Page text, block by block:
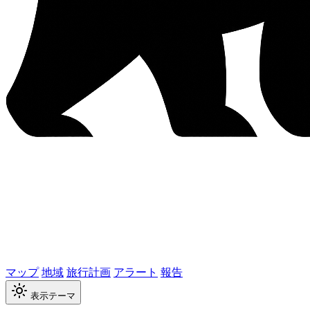
マップ地域旅行計画 アラート 報告
表示テーマ